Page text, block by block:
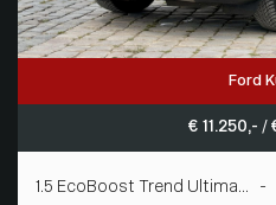
Ford
€ 11.250,- /
1.5 EcoBoost Trend Ultima...